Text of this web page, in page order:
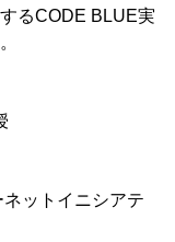
るCODE BLUE実
トイニシアテ